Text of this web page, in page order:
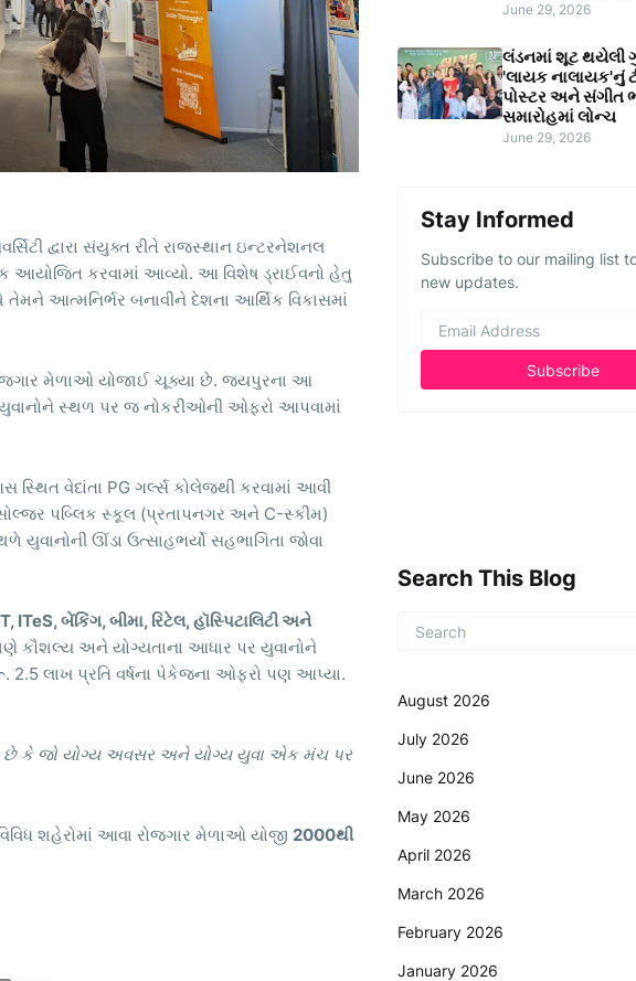
દ્વારા સંયુક્ત રીતે રાજસ્થાન ઇન્ટરનેશનલ
આયોજિત કરવામાં આવ્યો. આ વિશેષ ડ્રાઈવનો હેતુ
આત્મનિર્ભર બનાવીને દેશના આર્થિક વિકાસમાં
મેળાઓ યોજાઈ ચૂક્યા છે. જયપુરના આ
સ્થળ પર જ નોકરીઓની ઓફરો આપવામાં
વેદાંતા PG ગર્લ્સ કોલેજથી કરવામાં આવી
પબ્લિક સ્કૂલ (પ્રતાપનગર અને C-સ્કીમ)
ઊંડા ઉત્સાહભર્યો સહભાગિતા જોવા
બેંકિંગ, બીમા, રિટેલ, હૉસ્પિટાલિટી અને
કૌશલ્ય અને યોગ્યતાના આધાર પર યુવાનોને
લાખ પ્રતિ વર્ષના પેકેજના ઓફરો પણ આપ્યા.
છે કે જો યોગ્ય અવસર અને યોગ્ય યુવા એક મંચ પર
શહેરોમાં આવા રોજગાર મેળાઓ યોજી 2000થી
June 29, 2026
લંડનમાં શૂટ થયેલી
'લાયક નાલાયક'નું
પોસ્ટર અને સંગીત
સમારોહમાં લોન્ચ
June 29, 2026
Stay Informed
Subscribe to our mailing list
new updates.
Search This Blog
August 2026
July 2026
June 2026
May 2026
April 2026
March 2026
February 2026
January 2026